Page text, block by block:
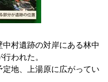
村遺跡の対岸にある林中
われた。
地、上湯原に広がってい